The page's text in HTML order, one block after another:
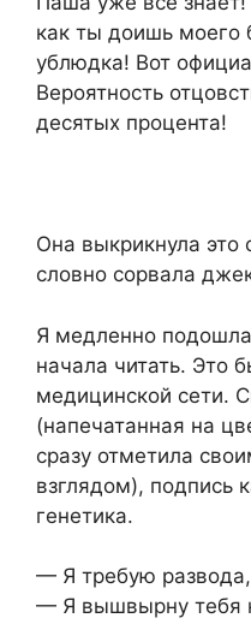
как ты доишь моего
yблюдкa! Вот
Вероятность
десятых процента!
Она выкрикнула
словно сорвала
Я медленно подошла
начала читать. Это
медицинской сети.
(напечатанная на
сразу отметила
взглядом), подпись
гeнeтика.
— Я требую
— Я вышвырну тебя